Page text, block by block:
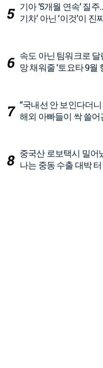
기아 ‘5개월 연속’ 질
기차’ 아닌 ‘이것’이 진
속도 아닌 팀워크로
망 채워줄 ‘토요타 9월
“국내선 안 보인다더
해외 아빠들이 싹 쓸어
중국산 로보택시 밀어
나는 중동 수출 대박 터